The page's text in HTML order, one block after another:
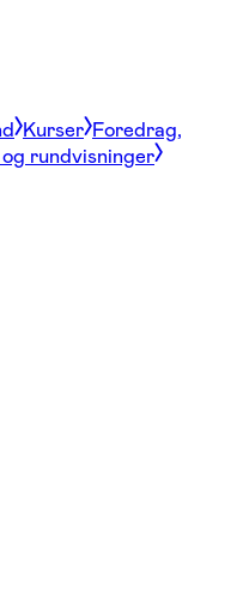
Kurser Foredrag,
rundvisninger